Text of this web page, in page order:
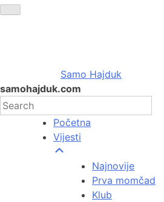
Samo Hajduk
samohajduk.com
Početna
Vijesti
Najnovije
Prva momčad
Klub